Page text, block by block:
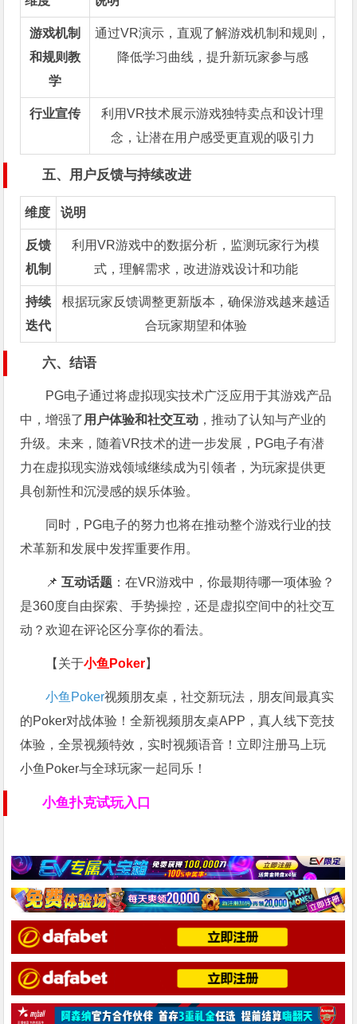
游戏机制
和规则教
学
通过VR演示，直观了解游戏机制和规则，
降低学习曲线，提升新玩家参与感
行业宣传
利用VR技术展示游戏独特卖点和设计理
念，让潜在用户感受更直观的吸引力
五、用户反馈与持续改进
维度 说明
反馈
机制
利用VR游戏中的数据分析，监测玩家行为模
式，理解需求，改进游戏设计和功能
持续
迭代
根据玩家反馈调整更新版本，确保游戏越来越适
合玩家期望和体验
六、结语
PG电子通过将虚拟现实技术广泛应用于其游戏产品
中，增强了 用户体验和社交互动 ，推动了认知与产业的
升级。未来，随着VR技术的进一步发展，PG电子有潜
力在虚拟现实游戏领域继续成为引领者，为玩家提供更
具创新性和沉浸感的娱乐体验。
同时，PG电子的努力也将在推动整个游戏行业的技
术革新和发展中发挥重要作用。
📌互动话题 ：在VR游戏中，你最期待哪一项体验？
是360度自由探索、手势操控，还是虚拟空间中的社交互
动？欢迎在评论区分享你的看法。
【关于小鱼Poker】
小鱼Poker视频朋友桌，社交新玩法，朋友间最真实
的Poker对战体验！全新视频朋友桌APP，真人线下竞技
体验，全景视频特效，实时视频语音！立即注册马上玩
小鱼Poker与全球玩家一起同乐！
小鱼扑克试玩入口